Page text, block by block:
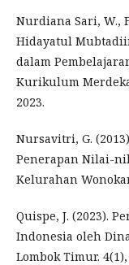
Nurdiana Sari, W.,
Hidayatul
dalam
Kurikulum
2023.
Nursavitri, G.
Penerapan Nilai-
Kelurahan
Quispe, J. (2023).
Indonesia oleh
Lombok Timur. 4(1),